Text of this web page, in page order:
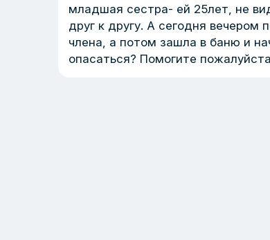
младшая сестра- ей 25лет, не
друг к другу. А сегодня вечером
члена, а потом зашла в баню и
опасаться? Помогите